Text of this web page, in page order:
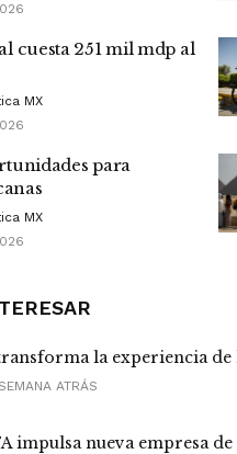
cuesta 251 mil mdp al
MX
para
MX
la experiencia
ATRÁS
impulsa nueva empresa